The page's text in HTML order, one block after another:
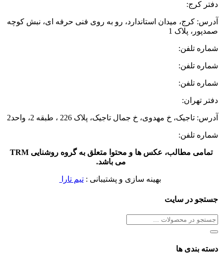
دفتر کرج:
آدرس: کرج، میدان استاندارد، رو به روی فنی حرفه ای، نبش کوچه
صمدپور، پلاک 1
شماره تلفن:
شماره تلفن:
شماره تلفن:
دفتر تهران:
آدرس: تاجیک، خ مهدوی، خ جمال تاجیک، پلاک 226 ، طبقه 2، واحد2
شماره تلفن:
تمامی مطالب، عکس ها و محتوا متعلق به گروه روشنایی TRM
می باشد.
بهینه سازی و پشتیبانی :تیم تارا
جستجو در سایت
دسته بندی ها